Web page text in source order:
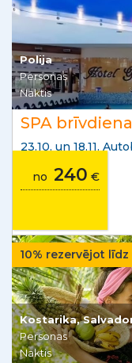
Polija
Personas
Naktis
SPA
23.10. un 18.11.
no 240 €
10% rezervējot līdz
Kostarika,
Personas
Naktis